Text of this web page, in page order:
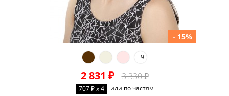
+9
2 831 ₽ 3 330 ₽
- 15%
707 ₽ x 4 или по частям